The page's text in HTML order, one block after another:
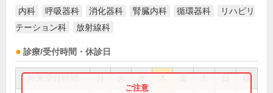
内科 呼吸器科 消化器科 腎臓内科 循環器科
リハビリ
テーション科
放射線科
診療/受付時間・休診日
祝